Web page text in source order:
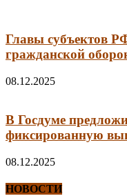
Главы субъектов
гражданской
08.12.2025
В Госдуме
фиксированную
08.12.2025
НОВОСТИ